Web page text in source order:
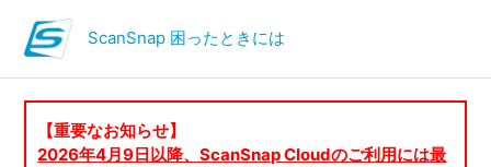
ScanSnap 困ったときには
【重要なお知らせ】
2026年4月9日以降、ScanSnap Cloudのご利用には最